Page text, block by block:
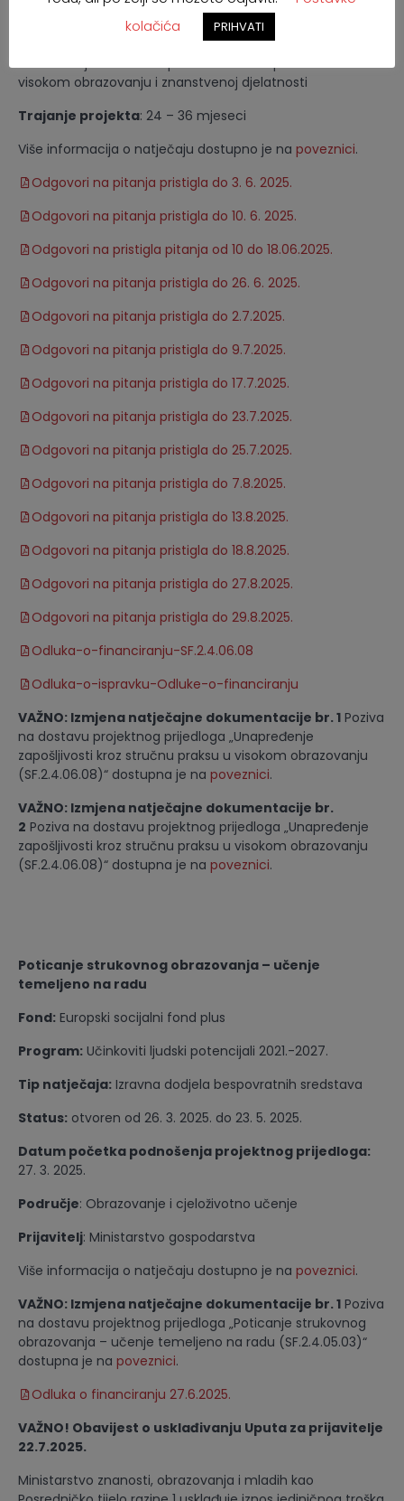
: Javna i privatna visoka učilišta upisana u
Upisnik visokih učilišta u nadležnosti Ministarstva znanosti,
obrazovanja i mladih Republike Hrvatske prema Zakonu o
visokom obrazovanju i znanstvenoj djelatnosti
Trajanje projekta: 24 – 36 mjeseci
Više informacija o natječaju dostupno je na poveznici.
Odgovori na pitanja pristigla do 3. 6. 2025.
Odgovori na pitanja pristigla do 10. 6. 2025.
Odgovori na pristigla pitanja od 10 do 18.06.2025.
Odgovori na pitanja pristigla do 26. 6. 2025.
Odgovori na pitanja pristigla do 2.7.2025.
Odgovori na pitanja pristigla do 9.7.2025.
Odgovori na pitanja pristigla do 17.7.2025.
Odgovori na pitanja pristigla do 23.7.2025.
Odgovori na pitanja pristigla do 25.7.2025.
Odgovori na pitanja pristigla do 7.8.2025.
Odgovori na pitanja pristigla do 13.8.2025.
Odgovori na pitanja pristigla do 18.8.2025.
Odgovori na pitanja pristigla do 27.8.2025.
Odgovori na pitanja pristigla do 29.8.2025.
Odluka-o-financiranju-SF.2.4.06.08
Odluka-o-ispravku-Odluke-o-financiranju
VAŽNO: Izmjena natječajne dokumentacije br. 1 Poziva
na dostavu projektnog prijedloga „Unapređenje
zapošljivosti kroz stručnu praksu u visokom obrazovanju
(SF.2.4.06.08)“ dostupna je na poveznici.
VAŽNO: Izmjena natječajne dokumentacije br.
2 Poziva na dostavu projektnog prijedloga „Unapređenje
zapošljivosti kroz stručnu praksu u visokom obrazovanju
(SF.2.4.06.08)“ dostupna je na poveznici.
Poticanje strukovnog obrazovanja – učenje
temeljeno na radu
Fond: Europski socijalni fond plus
Program: Učinkoviti ljudski potencijali 2021.-2027.
Tip natječaja: Izravna dodjela bespovratnih sredstava
Status: otvoren od 26. 3. 2025. do 23. 5. 2025.
Datum početka podnošenja projektnog prijedloga:
27. 3. 2025.
Područje: Obrazovanje i cjeloživotno učenje
Prijavitelj: Ministarstvo gospodarstva
Više informacija o natječaju dostupno je na poveznici.
VAŽNO: Izmjena natječajne dokumentacije br. 1 Poziva
na dostavu projektnog prijedloga „Poticanje strukovnog
obrazovanja – učenje temeljeno na radu (SF.2.4.05.03)“
dostupna je na poveznici.
Odluka o financiranju 27.6.2025.
VAŽNO! Obavijest o usklađivanju Uputa za prijavitelje
22.7.2025.
Ministarstvo znanosti, obrazovanja i mladih kao
kolačića
PRIHVATI